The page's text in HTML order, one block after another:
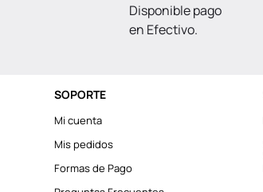
Disponible pago
en Efectivo.
SOPORTE
Mi cuenta
Mis pedidos
Formas de Pago